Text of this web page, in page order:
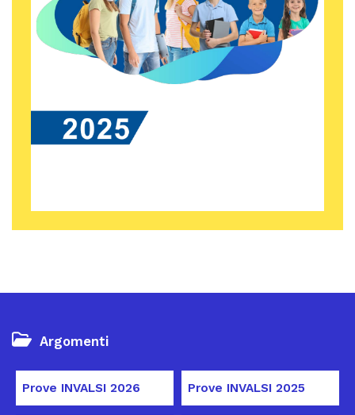
Argomenti
Prove INVALSI 2026 Prove INVALSI 2025